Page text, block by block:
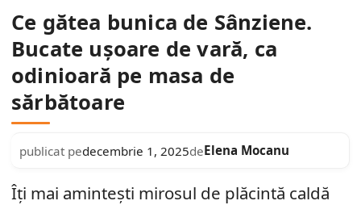
Ce gătea bunica de Sânziene.
Bucate ușoare de vară, ca
odinioară pe masa de
sărbătoare
publicat pedecembrie 1, 2025deElena Mocanu
Îți mai amintești mirosul de plăcintă caldă